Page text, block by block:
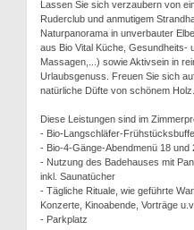
Lassen Sie sich verzaubern von
Ruderclub und anmutigem
Naturpanorama in unverbauter
aus Bio Vital Küche, Gesundheits-
Massagen,...) sowie Aktivsein in
Urlaubsgenuss. Freuen Sie sich
natürliche Düfte von schönem Holz.
Diese Leistungen sind im
- Bio-Langschläfer-
- Bio-4-Gänge-Abendmenü 18 und
- Nutzung des Badehauses mit
inkl. Saunatücher
- Tägliche Rituale, wie geführte
Konzerte, Kinoabende, Vorträge
- Parkplatz